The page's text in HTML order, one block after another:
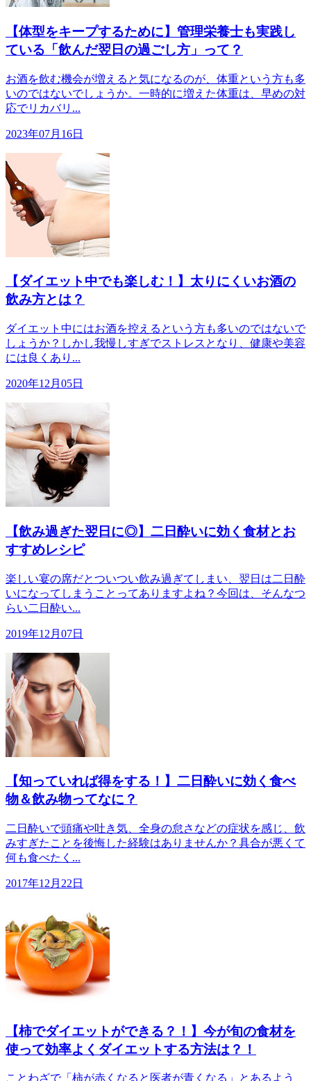
【体型をキープするために】管理栄養士も実践し
ている「飲んだ翌日の過ごし方」って？
お酒を飲む機会が増えると気になるのが、体重という方も多
いのではないでしょうか。一時的に増えた体重は、早めの対
応でリカバリ...
2023年07月16日
【ダイエット中でも楽しむ！】太りにくいお酒の
飲み方とは？
ダイエット中にはお酒を控えるという方も多いのではないで
しょうか？しかし我慢しすぎでストレスとなり、健康や美容
には良くあり...
2020年12月05日
【飲み過ぎた翌日に◎】二日酔いに効く食材とお
すすめレシピ
楽しい宴の席だとついつい飲み過ぎてしまい、翌日は二日酔
いになってしまうことってありますよね？今回は、そんなつ
らい二日酔い...
2019年12月07日
【知っていれば得をする！】二日酔いに効く食べ
物＆飲み物ってなに？
二日酔いで頭痛や吐き気、全身の怠さなどの症状を感じ、飲
みすぎたことを後悔した経験はありませんか？具合が悪くて
何も食べたく...
2017年12月22日
【柿でダイエットができる？！】今が旬の食材を
使って効率よくダイエットする方法は？！
ことわざで「柿が赤くなると医者が青くなる」とあるよう